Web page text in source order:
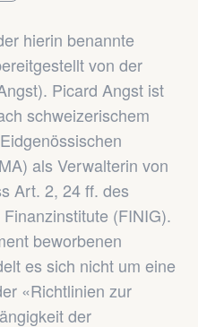
hierin benannte
von der
Picard Angst ist
schweizerischem
als Verwalterin von
Art. 2, 24 ff. des
(FINIG).
beworbenen
es sich nicht um eine
«Richtlinien zur
der